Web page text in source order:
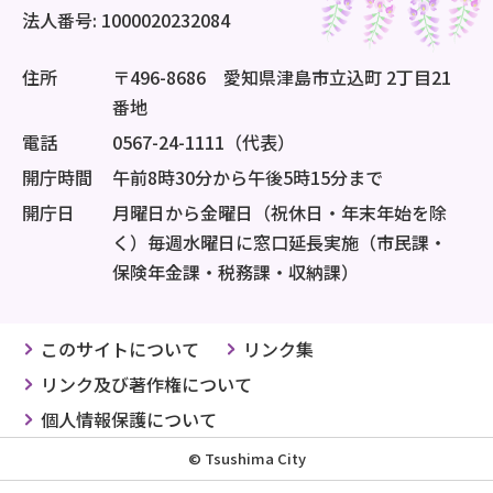
法人番号: 1000020232084
住所
〒496-8686 愛知県津島市立込町 2丁目21
番地
電話
0567-24-1111（代表）
開庁時間
午前8時30分から午後5時15分まで
開庁日
月曜日から金曜日（祝休日・年末年始を除
く）毎週水曜日に窓口延長実施（市民課・
保険年金課・税務課・収納課）
このサイトについて
リンク集
リンク及び著作権について
個人情報保護について
© Tsushima City